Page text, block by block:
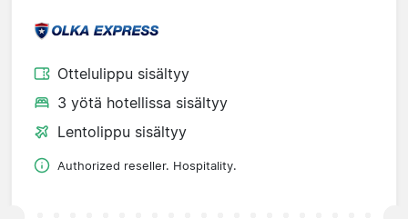
Ottelulippu sisältyy
3 yötä hotellissa sisältyy
Lentolippu sisältyy
Authorized reseller. Hospitality.